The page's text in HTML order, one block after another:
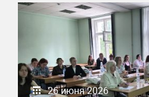
26 июня 2026